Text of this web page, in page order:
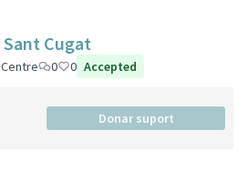
Sant Cugat
Centre 0 0 Accepted
Donar suport